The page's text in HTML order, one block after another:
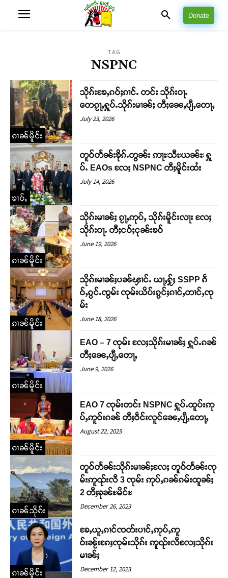
Donate
TAG
NSPNC
ၵၢၼ်မိူင်း
သိုၵ်းၶႄႇၵဝ်ႈၵၢင်ႉ တင်း သိုၵ်းဝႃႉ
တေၵႂႃႇႁူပ်ႉသိုၵ်းမၢၼ်ႈ တီႈၼေႇပျီႇတေႃႇ
July 23, 2026
ၶၢဝ်ႇ
တူဝ်တႅၼ်းၶိုၵ်ႉတွၼ်း ဢႃႊသီႊယၼ်ႊ ႁူ
ပ်ႉ EAOs လႄႈ NSPNC တီႈမိူင်းထႆး
July 14, 2026
ၵၢၼ်မိူင်း
သိုၵ်းမၢၼ်ႈ ၵႂႃႇဢုပ်ႇ သိုၵ်းမိူင်းလႃး လႄႈ
သိုၵ်းဝႃႉ တီႈငဝ်ႈငုၼ်းၶဝ်
June 19, 2026
ၵၢၼ်မိူင်း
သိုၵ်းမၢၼ်ႈပၼ်ၾၢင်ႉ ယႃႇႁႂ်ႈ SSPP ၵဵ
ဝ်ႇၵွင်ႉၸွမ်း ၸုမ်းယိပ်းၵွင်ႈၵၢင်ႇတၢင်ႇၸု
မ်း
June 18, 2026
ၵၢၼ်မိူင်း
EAO – 7 ၸုမ်း လႄႈသိုၵ်းမၢၼ်ႈ ႁူပ်ႉၵၼ်
တီႈၼေႇပျီႇတေႃႇ
June 9, 2026
ၵၢၼ်မိူင်း
EAO 7 ၸုမ်းတင်း NSPNC ႁူပ်ႉထူပ်းဢု
ပ်ႇဢူဝ်းၵၼ် တီႈဝဵင်းလူင်ၼေႇပျီႇတေႃႇ
August 22, 2025
ၵၢၼ်သိုၵ်း
တူဝ်တႅၼ်းသိုၵ်းမၢၼ်ႈလႄႈ တူဝ်တႅၼ်းၸု
မ်းဢူၺ်းလီ 3 ၸုမ်း ဢုပ်ႇၵၼ်ၵမ်းထူၼ်ႈ
2 တီႈၶုၼ်ႊမိင်ႊ
December 26, 2023
ၵၢၼ်မိူင်း
ၶႄႇယူႇၵၢင်ၸတ်းပၢင်ႇဢုပ်ႇဢူ
ဝ်းၼႂ်းၵႄႈၸုမ်းသိုၵ်း ဢူၺ်းလီလႄႈသိုၵ်း
မၢၼ်ႈ
December 12, 2023